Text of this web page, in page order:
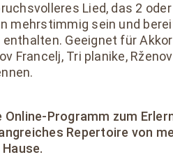
Lied, das 2
mehrstimmig sein und
Geeignet für
Francelj, Tri planike,
Programm zum
Repertoire von